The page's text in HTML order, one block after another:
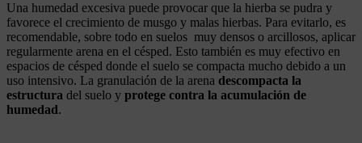
Una humedad excesiva puede provocar que la hierba se pudra y
favorece el crecimiento de musgo y malas hierbas. Para evitarlo, es
recomendable, sobre todo en suelos muy densos o arcillosos, aplicar
regularmente arena en el césped. Esto también es muy efectivo en
espacios de césped donde el suelo se compacta mucho debido a un
uso intensivo. La granulación de la arena descompacta la
estructura del suelo y protege contra la acumulación de
humedad.